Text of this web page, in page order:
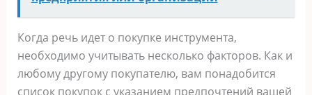
Когда речь идет о покупке инструмента,
необходимо учитывать несколько факторов. Как и
любому другому покупателю, вам понадобится
список покупок с указанием предпочтений вашей